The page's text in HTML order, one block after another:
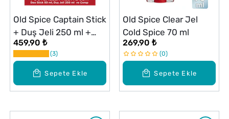
Sepete Ekle
Old Spice Captain Stick
+ Duş Jeli 250 ml +
Çorap Set
459,90 ₺
3
Sepete Ekle
Old Spice Clear Jel
Cold Spice 70 ml
269,90 ₺
0